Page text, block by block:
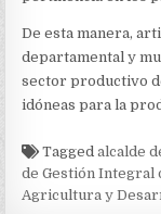
De esta manera,
departamental y
sector productivo
idóneas para la
Taggedalcalde
de Gestión Integral
Agricultura y